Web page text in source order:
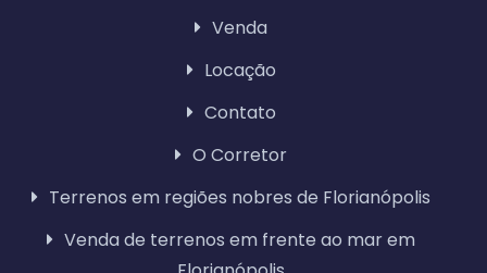
Venda
Locação
Contato
O Corretor
Terrenos em regiões nobres de Florianópolis
Venda de terrenos em frente ao mar em